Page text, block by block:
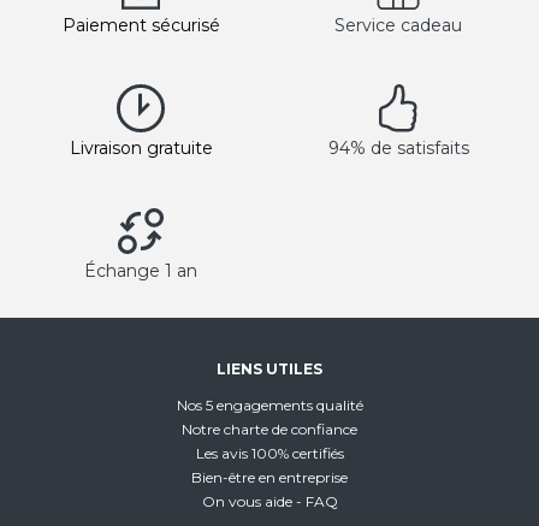
Paiement sécurisé Service cadeau
Livraison gratuite 94% de satisfaits
Échange 1 an
LIENS UTILES
Nos 5 engagements qualité
Notre charte de confiance
Les avis 100% certifiés
Bien-être en entreprise
On vous aide - FAQ